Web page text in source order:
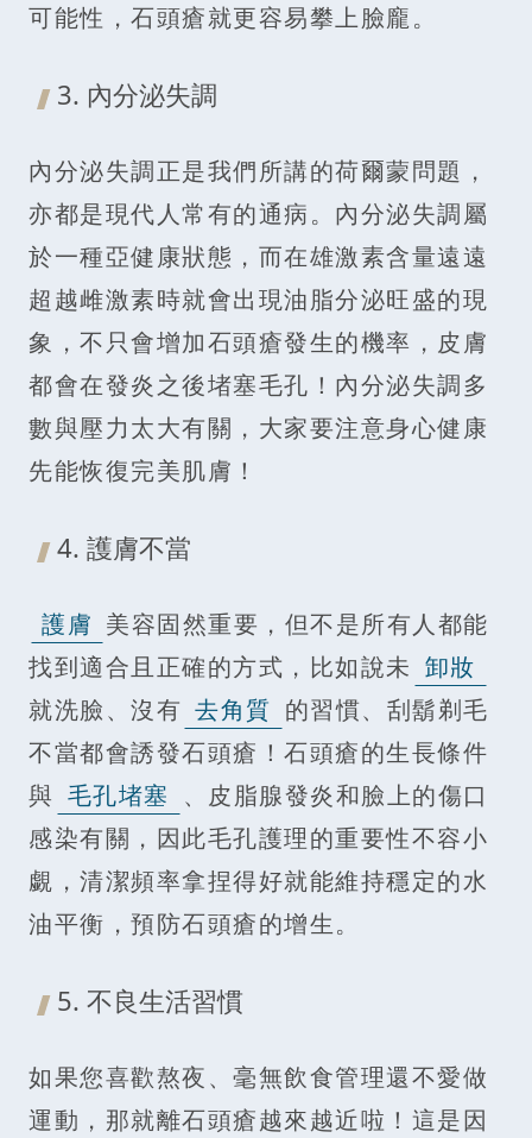
可能性，石頭瘡就更容易攀上臉龐。
3. 內分泌失調
內分泌失調正是我們所講的荷爾蒙問題，
亦都是現代人常有的通病。內分泌失調屬
於一種亞健康狀態，而在雄激素含量遠遠
超越雌激素時就會出現油脂分泌旺盛的現
象，不只會增加石頭瘡發生的機率，皮膚
都會在發炎之後堵塞毛孔！內分泌失調多
數與壓力太大有關，大家要注意身心健康
先能恢復完美肌膚！
4. 護膚不當
護膚 美容固然重要，但不是所有人都能
找到適合且正確的方式，比如說未 卸妝
就洗臉、沒有 去角質 的習慣、刮鬍剃毛
不當都會誘發石頭瘡！石頭瘡的生長條件
與 毛孔堵塞 、皮脂腺發炎和臉上的傷口
感染有關，因此毛孔護理的重要性不容小
覷，清潔頻率拿捏得好就能維持穩定的水
油平衡，預防石頭瘡的增生。
5. 不良生活習慣
如果您喜歡熬夜、毫無飲食管理還不愛做
運動，那就離石頭瘡越來越近啦！這是因